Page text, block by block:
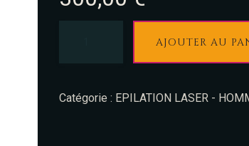
AJOUTER AU
Catégorie : EPILATION LASER -